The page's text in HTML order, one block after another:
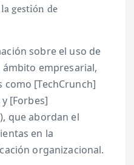
gestión de
sobre el uso de
empresarial,
[TechCrunch]
[Forbes]
que abordan el
en la
organizacional.